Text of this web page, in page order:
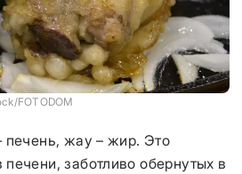
FOTODOM
печень, жау – жир. Это
заботливо обернутых в